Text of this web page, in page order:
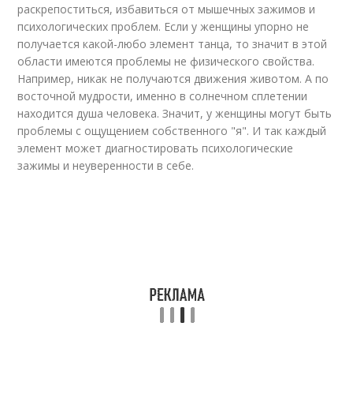
раскрепоститься, избавиться от мышечных зажимов и
психологических проблем. Если у женщины упорно не
получается какой-любо элемент танца, то значит в этой
области имеются проблемы не физического свойства.
Например, никак не получаются движения животом. А по
восточной мудрости, именно в солнечном сплетении
находится душа человека. Значит, у женщины могут быть
проблемы с ощущением собственного "я". И так каждый
элемент может диагностировать психологические
зажимы и неуверенности в себе.